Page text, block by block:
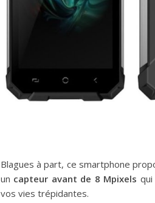
Blagues à part, ce smartphone
un capteur avant de 8 Mpixels
vos vies trépidantes.